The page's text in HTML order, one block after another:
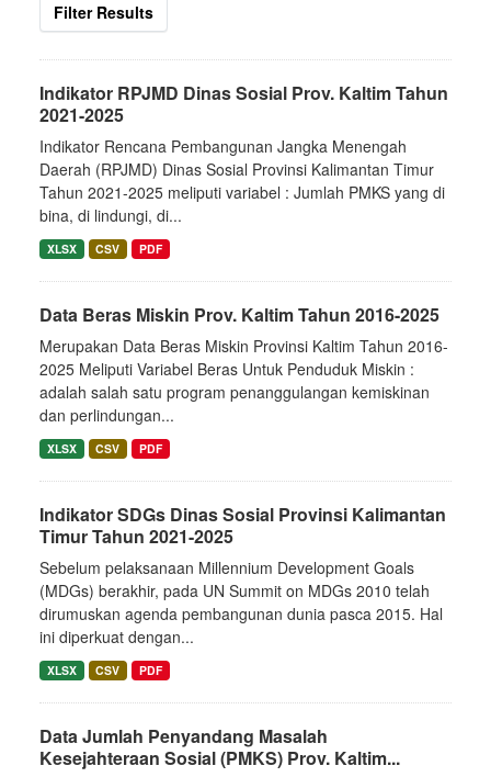
Filter Results
Indikator RPJMD Dinas Sosial Prov. Kaltim Tahun
2021-2025
Indikator Rencana Pembangunan Jangka Menengah
Daerah (RPJMD) Dinas Sosial Provinsi Kalimantan Timur
Tahun 2021-2025 meliputi variabel : Jumlah PMKS yang di
bina, di lindungi, di...
XLSX CSV PDF
Data Beras Miskin Prov. Kaltim Tahun 2016-2025
Merupakan Data Beras Miskin Provinsi Kaltim Tahun 2016-
2025 Meliputi Variabel Beras Untuk Penduduk Miskin :
adalah salah satu program penanggulangan kemiskinan
dan perlindungan...
XLSX CSV PDF
Indikator SDGs Dinas Sosial Provinsi Kalimantan
Timur Tahun 2021-2025
Sebelum pelaksanaan Millennium Development Goals
(MDGs) berakhir, pada UN Summit on MDGs 2010 telah
dirumuskan agenda pembangunan dunia pasca 2015. Hal
ini diperkuat dengan...
XLSX CSV PDF
Data Jumlah Penyandang Masalah
Kesejahteraan Sosial (PMKS) Prov. Kaltim...